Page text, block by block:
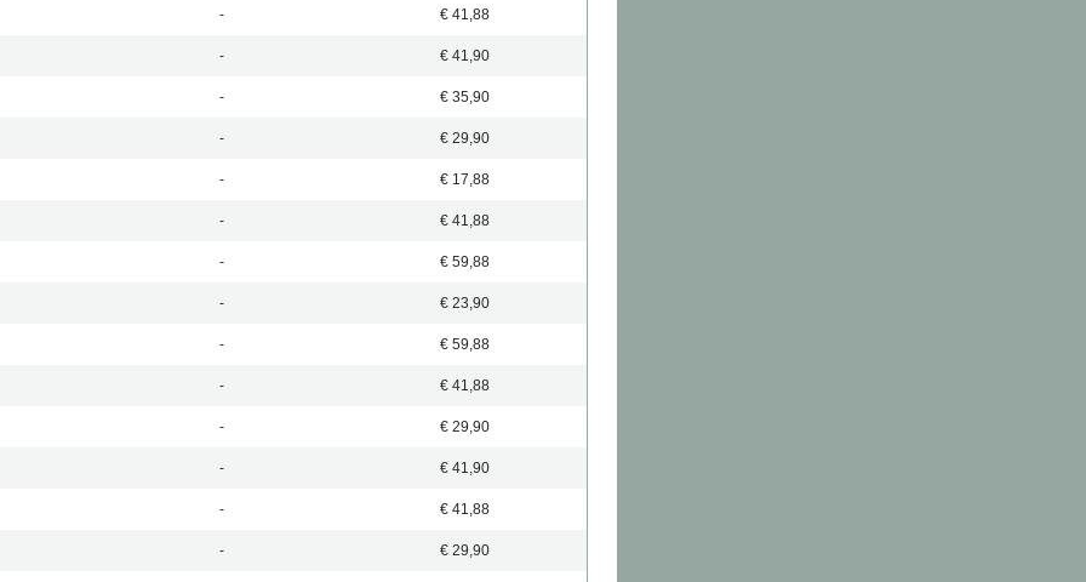
- € 41,88
- € 41,90
- € 35,90
- € 29,90
- € 17,88
- € 41,88
- € 59,88
- € 23,90
- € 59,88
- € 41,88
- € 29,90
- € 41,90
- € 41,88
- € 29,90